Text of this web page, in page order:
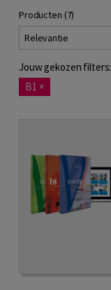
Producten (7)
Relevantie
Jouw gekozen filters:
B1 ×